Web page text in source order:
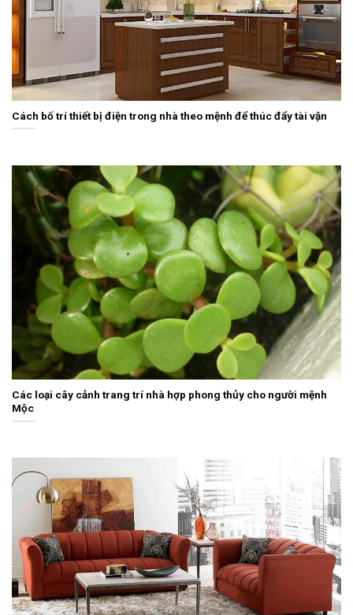
Cách bố trí thiết bị điện trong nhà theo mệnh để thúc đẩy tài vận
Các loại cây cảnh trang trí nhà hợp phong thủy cho người mệnh
Mộc